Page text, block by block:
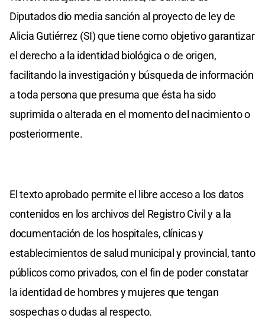
Diputados dio media sanción al proyecto de ley de
Alicia Gutiérrez (SI) que tiene como objetivo garantizar
el derecho a la identidad biológica o de origen,
facilitando la investigación y búsqueda de información
a toda persona que presuma que ésta ha sido
suprimida o alterada en el momento del nacimiento o
posteriormente.
El texto aprobado permite el libre acceso a los datos
contenidos en los archivos del Registro Civil y a la
documentación de los hospitales, clínicas y
establecimientos de salud municipal y provincial, tanto
públicos como privados, con el fin de poder constatar
la identidad de hombres y mujeres que tengan
sospechas o dudas al respecto.